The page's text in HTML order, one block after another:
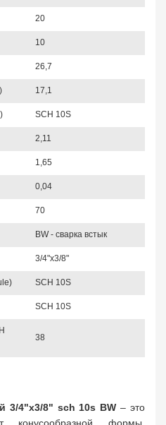
20
10
26,7
17,1
SCH 10S
2,11
1,65
0,04
70
BW - сварка встык
3/4"х3/8"
SCH 10S
SCH 10S
38
3/4"х3/8" sch 10s BW – это